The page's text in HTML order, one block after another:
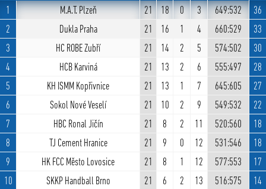
1
M.A.T. Plzeň 21 18 0 3 649:532
36
2
Dukla Praha 21 16 1 4 660:529
33
3
HC ROBE Zubří 21 14 2 5 574:502
30
4
HCB Karviná 21 13 2 6 555:497
28
5
KH ISMM Kopřivnice 21 13 1 7 645:605
27
6
Sokol Nové Veselí 21 10 2 9 549:532
22
7
HBC Ronal Jičín 21 8 2 11 520:560
18
8
TJ Cement Hranice 21 9 0 12 531:546
18
9
HK FCC Město Lovosice 21 8 1 12 577:553
17
10
SKKP Handball Brno 21 6 2 13 516:575 14